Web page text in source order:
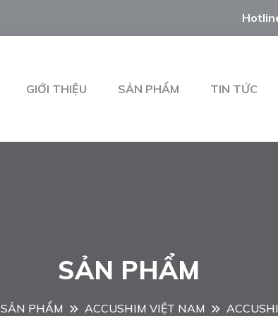
GIỚI THIỆU SẢN PHẨM TIN TỨC
SẢN PHẨM
SẢN PHẨM ACCUSHIM VIỆT NAM